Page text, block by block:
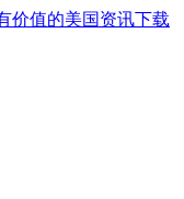
价值的美国资讯下载